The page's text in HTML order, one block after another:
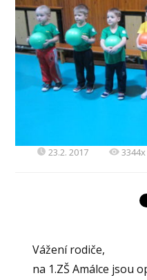
23.2. 2017 3344x
Vážení rodiče,
na 1.ZŠ Amálce jsou